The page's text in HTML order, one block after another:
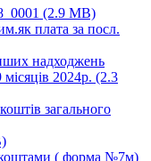
(2.9 MB)
плата за посл.
надходжень
2024р. (2.3
загального
коштами ( форма №7м)